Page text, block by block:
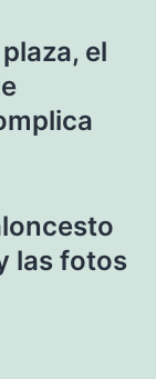
el
las fotos